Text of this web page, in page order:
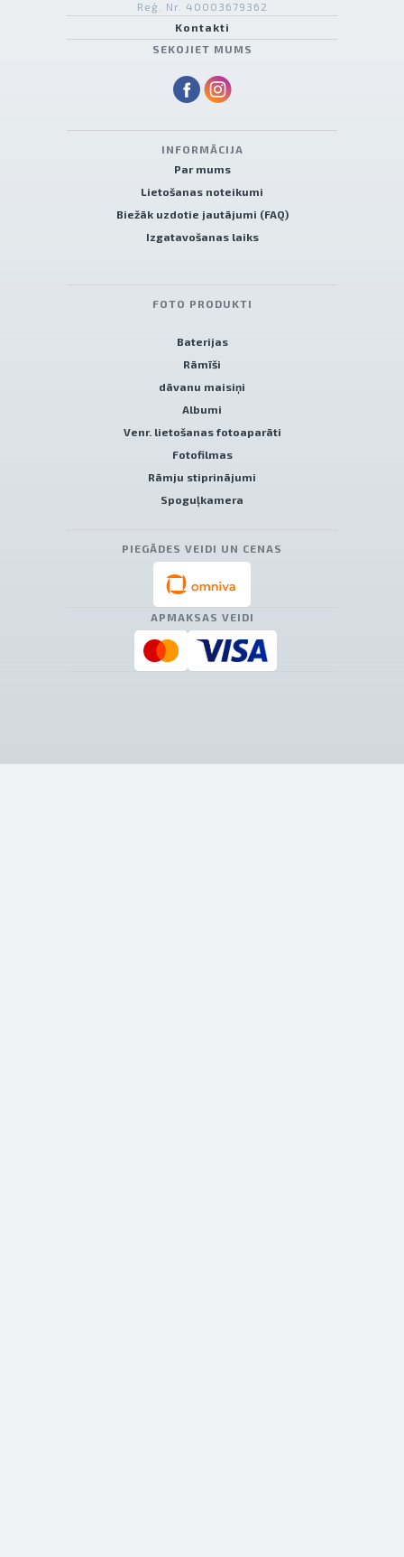
Reģ. Nr. 40003679362
Kontakti
SEKOJIET MUMS
INFORMĀCIJA
Par mums
Lietošanas noteikumi
Biežāk uzdotie jautājumi (FAQ)
Izgatavošanas laiks
FOTO PRODUKTI
Baterijas
Rāmīši
dāvanu maisiņi
Albumi
Venr. lietošanas fotoaparāti
Fotofilmas
Rāmju stiprinājumi
Spoguļkamera
PIEGĀDES VEIDI UN CENAS
APMAKSAS VEIDI